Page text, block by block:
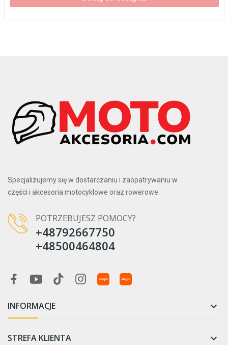
Specjalizujemy się w dostarczaniu i zaopatrywaniu w
części i akcesoria motocyklowe oraz rowerowe.
POTRZEBUJESZ POMOCY?
+48792667750
+48500464804
INFORMACJE 
STREFA KLIENTA 